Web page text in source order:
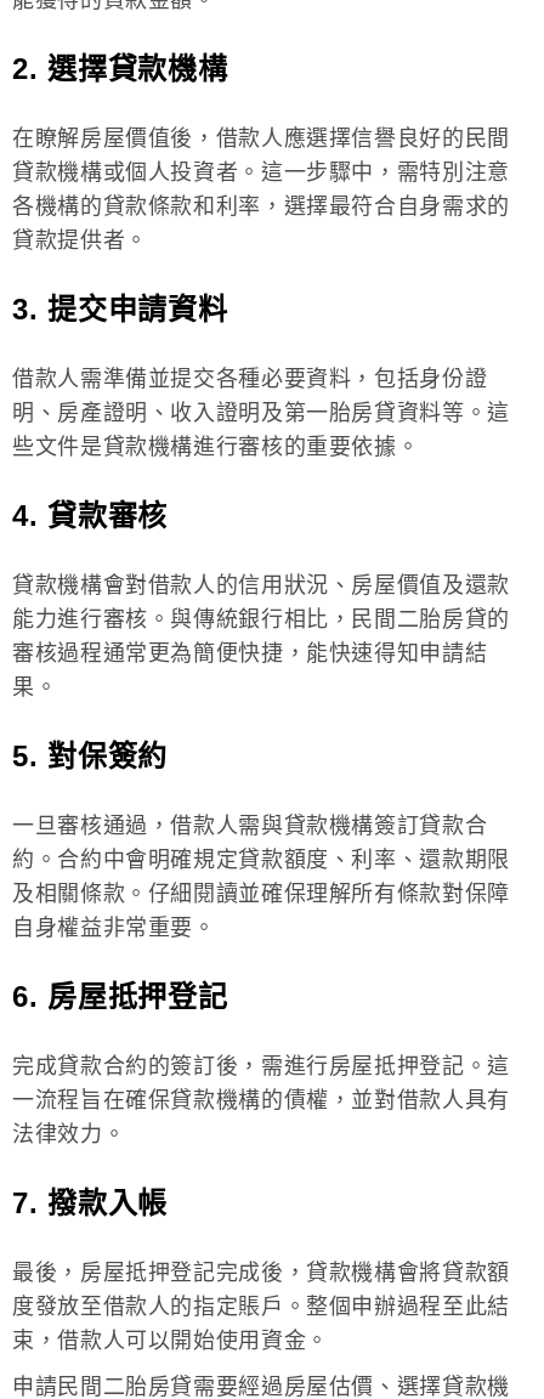
2. 選擇貸款機構
在瞭解房屋價值後，借款人應選擇信譽良好的民間
貸款機構或個人投資者。這一步驟中，需特別注意
各機構的貸款條款和利率，選擇最符合自身需求的
貸款提供者。
3. 提交申請資料
借款人需準備並提交各種必要資料，包括身份證
明、房產證明、收入證明及第一胎房貸資料等。這
些文件是貸款機構進行審核的重要依據。
4. 貸款審核
貸款機構會對借款人的信用狀況、房屋價值及還款
能力進行審核。與傳統銀行相比，民間二胎房貸的
審核過程通常更為簡便快捷，能快速得知申請結
果。
5. 對保簽約
一旦審核通過，借款人需與貸款機構簽訂貸款合
約。合約中會明確規定貸款額度、利率、還款期限
及相關條款。仔細閱讀並確保理解所有條款對保障
自身權益非常重要。
6. 房屋抵押登記
完成貸款合約的簽訂後，需進行房屋抵押登記。這
一流程旨在確保貸款機構的債權，並對借款人具有
法律效力。
7. 撥款入帳
最後，房屋抵押登記完成後，貸款機構會將貸款額
度發放至借款人的指定賬戶。整個申辦過程至此結
束，借款人可以開始使用資金。
申請民間二胎房貸需要經過房屋估價、選擇貸款機